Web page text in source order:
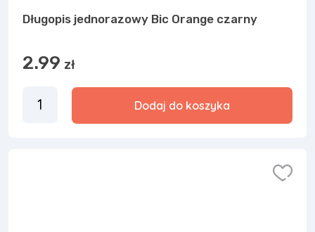
Długopis jednorazowy Bic Orange czarny
2.99 zł
Dodaj do koszyka